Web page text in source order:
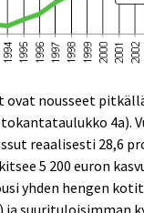
nousseet
4a).
reaalisesti 28,6
5 200 euron
yhden hengen